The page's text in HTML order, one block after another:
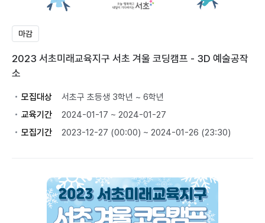
마감
2023 서초미래교육지구 서초 겨울 코딩캠프 - 3D 예술공작
소
모집대상
서초구 초등생 3학년 ~ 6학년
교육기간
2024-01-17 ~ 2024-01-27
모집기간
2023-12-27 (00:00) ~ 2024-01-26 (23:30)